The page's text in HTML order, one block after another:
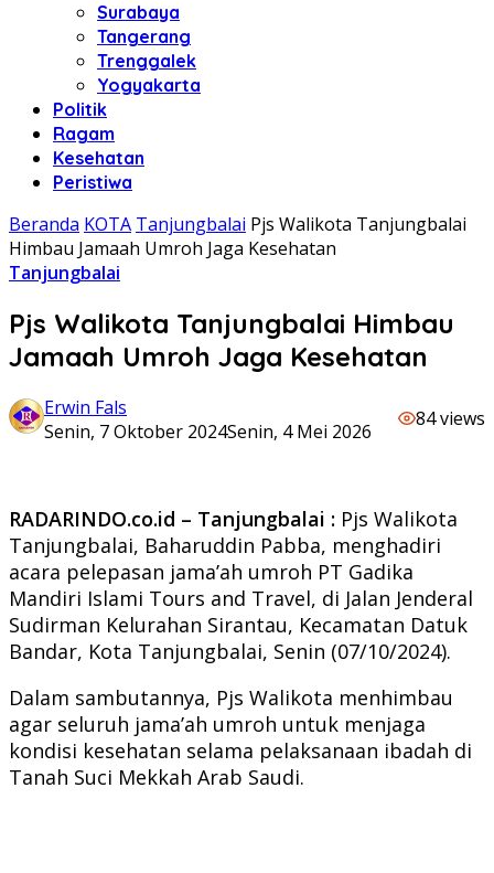
Surabaya
Tangerang
Trenggalek
Yogyakarta
Politik
Ragam
Kesehatan
Peristiwa
Beranda KOTA Tanjungbalai Pjs Walikota Tanjungbalai
Himbau Jamaah Umroh Jaga Kesehatan
Tanjungbalai
Pjs Walikota Tanjungbalai Himbau
Jamaah Umroh Jaga Kesehatan
Erwin Fals
Senin, 7 Oktober 2024Senin, 4 Mei 2026
84 views
RADARINDO.co.id – Tanjungbalai : Pjs Walikota
Tanjungbalai, Baharuddin Pabba, menghadiri
acara pelepasan jama’ah umroh PT Gadika
Mandiri Islami Tours and Travel, di Jalan Jenderal
Sudirman Kelurahan Sirantau, Kecamatan Datuk
Bandar, Kota Tanjungbalai, Senin (07/10/2024).
Dalam sambutannya, Pjs Walikota menhimbau
agar seluruh jama’ah umroh untuk menjaga
kondisi kesehatan selama pelaksanaan ibadah di
Tanah Suci Mekkah Arab Saudi.